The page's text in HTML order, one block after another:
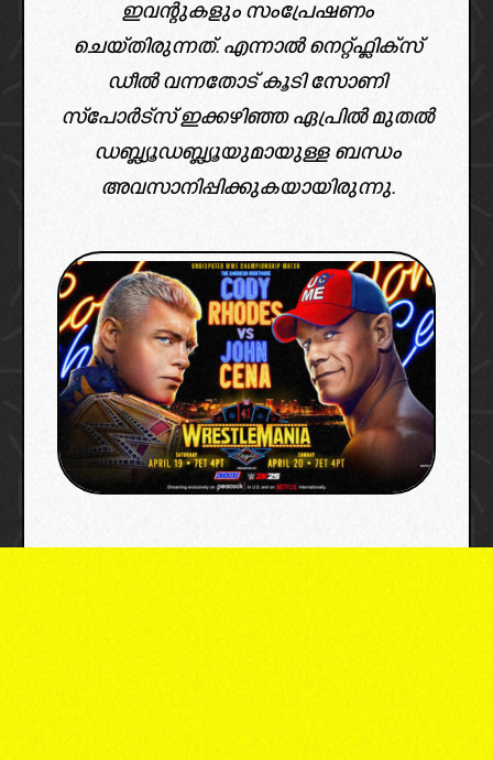
ഇവന്റുകളും സംപ്രേഷണം
ചെയ്തിരുന്നത്. എന്നാൽ നെറ്റ്ഫ്ലിക്സ്
ഡീൽ വന്നതോട് കൂടി സോണി
സ്പോർട്സ് ഇക്കഴിഞ്ഞ ഏപ്രിൽ മുതൽ
ഡബ്ല്യൂഡബ്ല്യൂയുമായുള്ള ബന്ധം
അവസാനിപ്പിക്കുകയായിരുന്നു.
image credit: wwe